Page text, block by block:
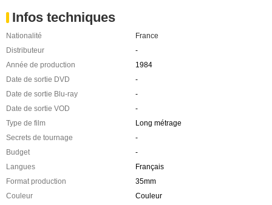
Infos techniques
Nationalité
France
Distributeur
-
Année de production
1984
Date de sortie DVD
-
Date de sortie Blu-ray
-
Date de sortie VOD
-
Type de film
Long métrage
Secrets de tournage
-
Budget
-
Langues
Français
Format production
35mm
Couleur
Couleur